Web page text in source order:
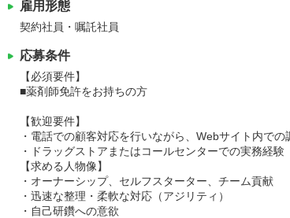
雇用形態
契約社員・嘱託社員
応募条件
【必須要件】
■薬剤師免許をお持ちの方
【歓迎要件】
・電話での顧客対応を行いながら、Webサイト内で
・ドラッグストアまたはコールセンターでの実務経験
【求める人物像】
・オーナーシップ、セルフスターター、チーム貢献
・迅速な整理・柔軟な対応（アジリティ）
・自己研鑽への意欲